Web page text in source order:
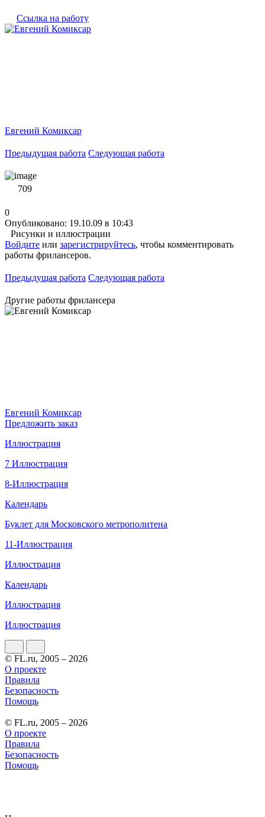
Ссылка на работу
Евгений Комиксар
Предыдущая работа Следующая работа
709
0
Опубликовано: 19.10.09 в 10:43
Рисунки и иллюстрации
Войдите или зарегистрируйтесь, чтобы комментировать
работы фрилансеров.
Предыдущая работа Следующая работа
Другие работы фрилансера
Евгений Комиксар
Предложить заказ
Иллюстрация
7 Иллюстрация
8-Иллюстрация
Календарь
Буклет для Московского метрополитена
11-Иллюстрация
Иллюстрация
Календарь
Иллюстрация
Иллюстрация
© FL.ru, 2005 – 2026
О проекте
Правила
Безопасность
Помощь
© FL.ru, 2005 – 2026
О проекте
Правила
Безопасность
Помощь